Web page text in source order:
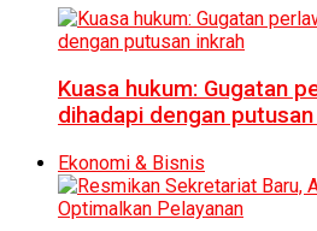
Kuasa hukum: Gugatan
dihadapi dengan
Ekonomi & Bisnis